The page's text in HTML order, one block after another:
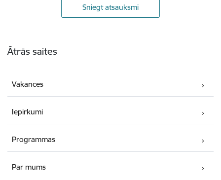
Sniegt atsauksmi
Ātrās saites
Vakances
Iepirkumi
Programmas
Par mums